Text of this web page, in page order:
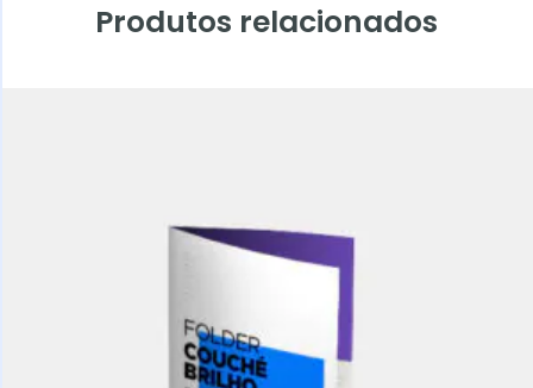
Produtos relacionados